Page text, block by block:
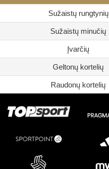
Sužaistų rungtynių
Sužaistų minučių
Įvarčių
Geltonų kortelių
Raudonų kortelių